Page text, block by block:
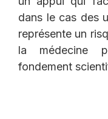
dans le cas des
représente un
la médecine
fondement